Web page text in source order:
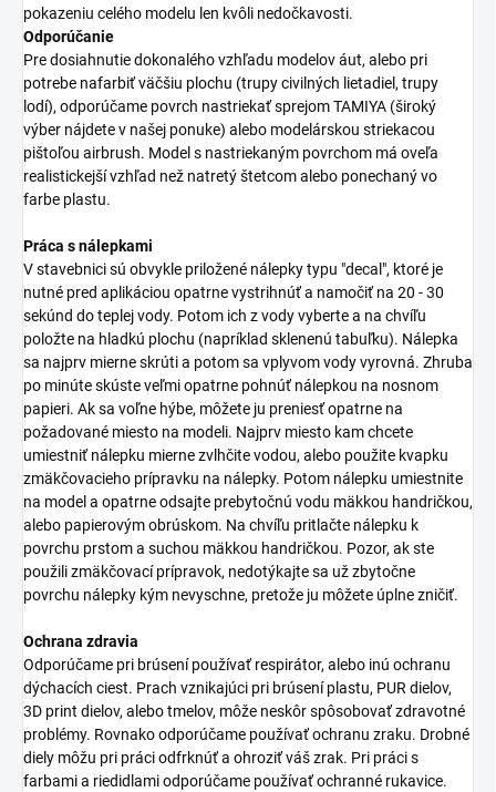
pokazeniu celého modelu len kvôli nedočkavosti.
Odporúčanie
Pre dosiahnutie dokonalého vzhľadu modelov áut, alebo pri
potrebe nafarbiť väčšiu plochu (trupy civilných lietadiel, trupy
lodí), odporúčame povrch nastriekať sprejom TAMIYA (široký
výber nájdete v našej ponuke) alebo modelárskou striekacou
pištoľou airbrush. Model s nastriekaným povrchom má oveľa
realistickejší vzhľad než natretý štetcom alebo ponechaný vo
farbe plastu.
Práca s nálepkami
V stavebnici sú obvykle priložené nálepky typu "decal", ktoré je
nutné pred aplikáciou opatrne vystrihnúť a namočiť na 20 - 30
sekúnd do teplej vody. Potom ich z vody vyberte a na chvíľu
položte na hladkú plochu (napríklad sklenenú tabuľku). Nálepka
sa najprv mierne skrúti a potom sa vplyvom vody vyrovná. Zhruba
po minúte skúste veľmi opatrne pohnúť nálepkou na nosnom
papieri. Ak sa voľne hýbe, môžete ju preniesť opatrne na
požadované miesto na modeli. Najprv miesto kam chcete
umiestniť nálepku mierne zvlhčite vodou, alebo použite kvapku
zmäkčovacieho prípravku na nálepky. Potom nálepku umiestnite
na model a opatrne odsajte prebytočnú vodu mäkkou handričkou,
alebo papierovým obrúskom. Na chvíľu pritlačte nálepku k
povrchu prstom a suchou mäkkou handričkou. Pozor, ak ste
použili zmäkčovací prípravok, nedotýkajte sa už zbytočne
povrchu nálepky kým nevyschne, pretože ju môžete úplne zničiť.
Ochrana zdravia
Odporúčame pri brúsení používať respirátor, alebo inú ochranu
dýchacích ciest. Prach vznikajúci pri brúsení plastu, PUR dielov,
3D print dielov, alebo tmelov, môže neskôr spôsobovať zdravotné
problémy. Rovnako odporúčame používať ochranu zraku. Drobné
diely môžu pri práci odfrknúť a ohroziť váš zrak. Pri práci s
farbami a riedidlami odporúčame používať ochranné rukavice.